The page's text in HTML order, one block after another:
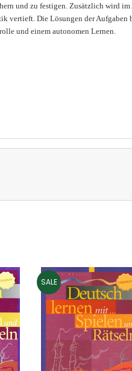
und zu festigen. Zusätzlich wird
vertieft. Die Lösungen der
und einem autonomen Lernen.
SALE